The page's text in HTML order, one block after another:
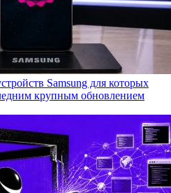
Samsung для которых
крупным обновлением